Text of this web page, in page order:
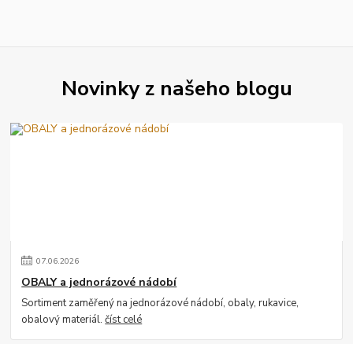
Novinky z našeho blogu
07.06.2026
OBALY a jednorázové nádobí
Sortiment zaměřený na jednorázové nádobí, obaly, rukavice,
obalový materiál.číst celé